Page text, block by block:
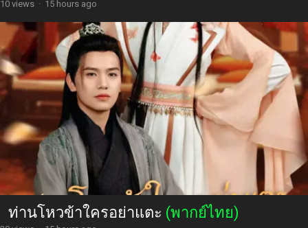
10 views · 15 hours ago
ท่านโหวข้าใครอย่าแตะ (พากย์ไทย)